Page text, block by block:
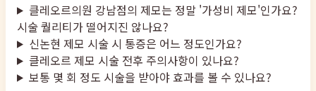
클레오르의원 강남점의 제모는 정말 '가성비 제모'인가요?
시술 퀄리티가 떨어지진 않나요?
신논현 제모 시술 시 통증은 어느 정도인가요?
클레오르 제모 시술 전후 주의사항이 있나요?
보통 몇 회 정도 시술을 받아야 효과를 볼 수 있나요?